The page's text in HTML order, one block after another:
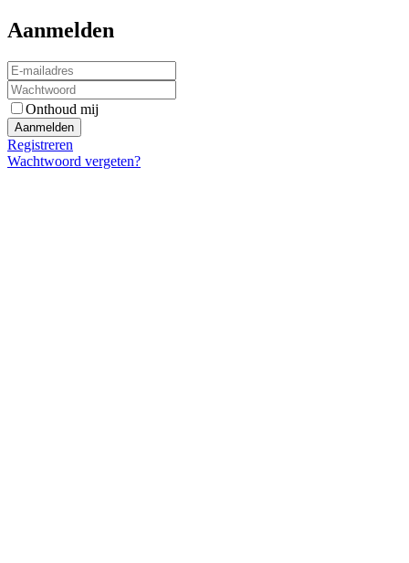
Aanmelden
Onthoud mij
Registreren
Wachtwoord vergeten?